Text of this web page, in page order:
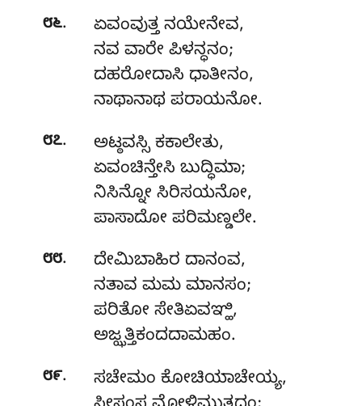
೮೬.
ಏವಂವುತ್ತ ನಯೇನೇವ,
ನವ ವಾರೇ ಪಿಳನ್ಧನಂ;
ದಹರೋದಾಸಿ ಧಾತೀನಂ,
ನಾಥಾನಾಥ ಪರಾಯನೋ.
೮೭. ಅಟ್ಠವಸ್ಸಿಕಕಾಲೇತು,
ಏವಂಚಿನ್ತೇಸಿ ಬುದ್ಧಿಮಾ;
ನಿಸಿನ್ನೋ ಸಿರಿಸಯನೋ,
ಪಾಸಾದೋ ಪರಿಮಣ್ಡಲೇ.
೮೮.
ದೇಮಿಬಾಹಿರ ದಾನಂವ,
ನತಾವ ಮಮ ಮಾನಸಂ;
ಪರಿತೋ ಸೇತಿಏವಞ್ಹಿ,
ಅಜ್ಝತ್ತಿಕಂದದಾಮಹಂ.
೮೯.
ಸಚೇಮಂ ಕೋಚಿಯಾಚೇಯ್ಯ,